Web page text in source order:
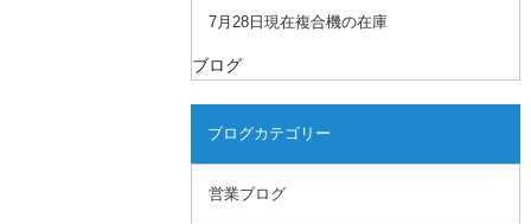
7月28日現在複合機の在庫
ブログ
ブログカテゴリー
営業ブログ